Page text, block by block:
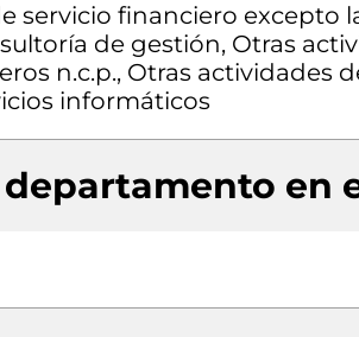
servicio financiero excepto
de gestión, Otras
n.c.p., Otras actividades
informáticos
departamento en